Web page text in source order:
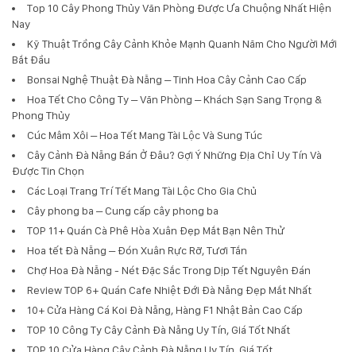
Top 10 Cây Phong Thủy Văn Phòng Được Ưa Chuộng Nhất Hiện
Nay
Kỹ Thuật Trồng Cây Cảnh Khỏe Mạnh Quanh Năm Cho Người Mới
Bắt Đầu
Bonsai Nghệ Thuật Đà Nẵng – Tinh Hoa Cây Cảnh Cao Cấp
Hoa Tết Cho Công Ty – Văn Phòng – Khách Sạn Sang Trọng &
Phong Thủy
Cúc Mâm Xôi – Hoa Tết Mang Tài Lộc Và Sung Túc
Cây Cảnh Đà Nẵng Bán Ở Đâu? Gợi Ý Những Địa Chỉ Uy Tín Và
Được Tin Chọn
Các Loại Trang Trí Tết Mang Tài Lộc Cho Gia Chủ
Cây phong ba – Cung cấp cây phong ba
TOP 11+ Quán Cà Phê Hòa Xuân Đẹp Mắt Bạn Nên Thử
Hoa tết Đà Nẵng – Đón Xuân Rực Rỡ, Tươi Tắn
Chợ Hoa Đà Nẵng - Nét Đặc Sắc Trong Dịp Tết Nguyên Đán
Review TOP 6+ Quán Cafe Nhiệt Đới Đà Nẵng Đẹp Mắt Nhất
10+ Cửa Hàng Cá Koi Đà Nẵng, Hàng F1 Nhật Bản Cao Cấp
TOP 10 Công Ty Cây Cảnh Đà Nẵng Uy Tín, Giá Tốt Nhất